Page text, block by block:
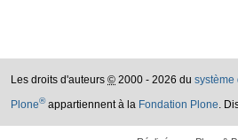
Les droits d'auteurs © 2000 - 2026 du système
Plone®appartiennent à la Fondation Plone.